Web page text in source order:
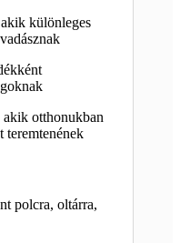
különleges
otthonukban
teremtenének
polcra, oltárra,